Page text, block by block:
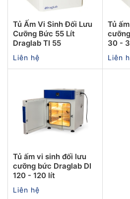
Tủ Ấm Vi Sinh Đối Lưu
Cưỡng Bức 55 Lít
Draglab TI 55
Liên hệ
Tủ
30 -
Liên
Tủ ấm vi sinh đối lưu
cưỡng bức Draglab DI
120 - 120 lít
Liên hệ